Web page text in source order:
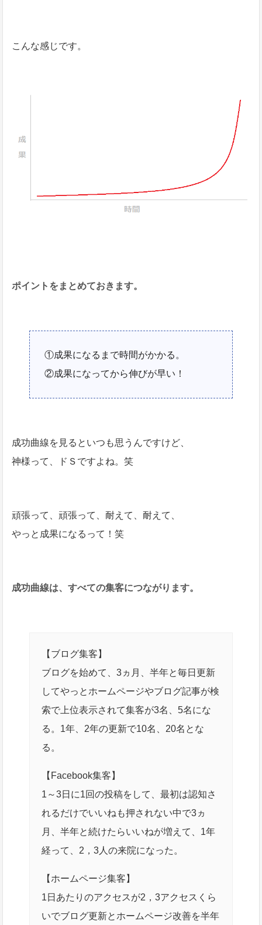
こんな感じです。
ポイントをまとめておきます。
①成果になるまで時間がかかる。
②成果になってから伸びが早い！
成功曲線を見るといつも思うんですけど、
神様って、ドＳですよね。笑
頑張って、頑張って、耐えて、耐えて、
やっと成果になるって！笑
成功曲線は、すべての集客につながります。
【ブログ集客】
ブログを始めて、3ヵ月、半年と毎日更新
してやっとホームページやブログ記事が検
索で上位表示されて集客が3名、5名にな
る。1年、2年の更新で10名、20名とな
る。
【Facebook集客】
1～3日に1回の投稿をして、最初は認知さ
れるだけでいいねも押されない中で3ヵ
月、半年と続けたらいいねが増えて、1年
経って、2，3人の来院になった。
【ホームページ集客】
1日あたりのアクセスが2，3アクセスくら
いでブログ更新とホームページ改善を半年